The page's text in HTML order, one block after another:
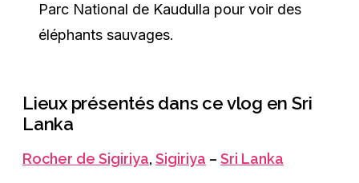
Parc National de Kaudulla pour voir des
éléphants sauvages.
Lieux présentés dans ce vlog en Sri
Lanka
Rocher de Sigiriya, Sigiriya – Sri Lanka